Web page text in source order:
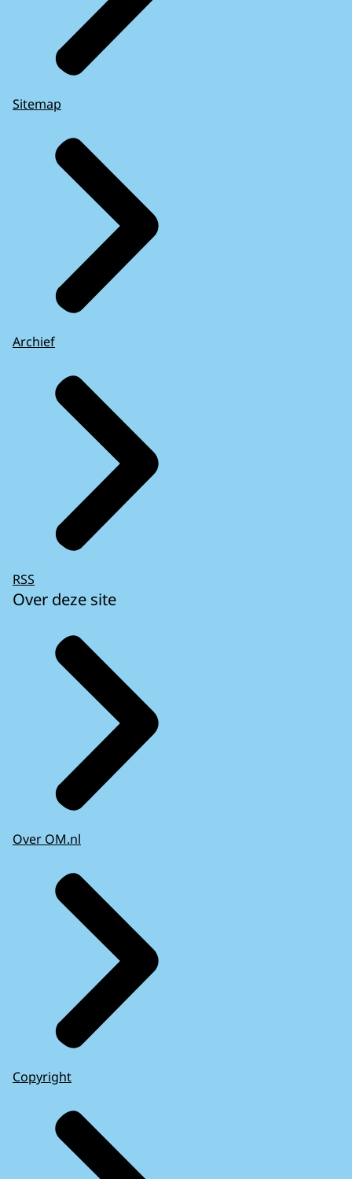
Sitemap
Archief
RSS
Over deze site
Over OM.nl
Copyright